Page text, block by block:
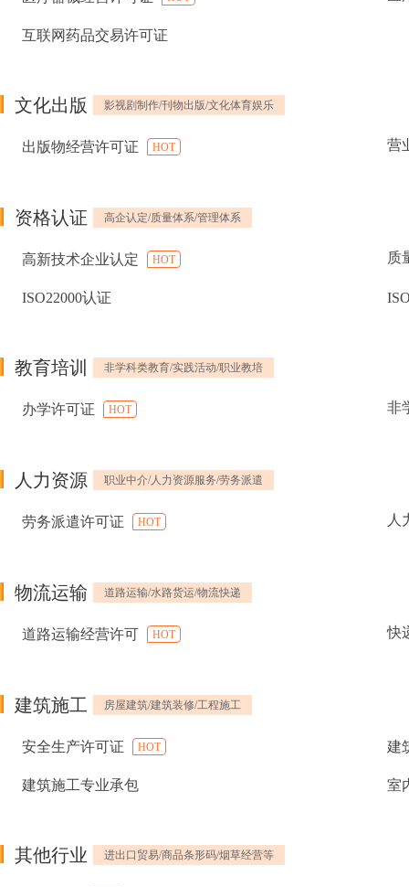
互联网药品交易许可证
文化出版 影视剧制作/刊物出版/文化体育娱乐
出版物经营许可证 HOT 营
资格认证 高企认定/质量体系/管理体系
高新技术企业认定 HOT 质
ISO22000认证
教育培训 非学科类教育/实践活动/职业教培
办学许可证 HOT 非
人力资源 职业中介/人力资源服务/劳务派遣
劳务派遣许可证 HOT 人
物流运输 道路运输/水路货运/物流快递
道路运输经营许可 HOT 快
建筑施工 房屋建筑/建筑装修/工程施工
安全生产许可证 HOT 建
建筑施工专业承包 室
其他行业 进出口贸易/商品条形码/烟草经营等